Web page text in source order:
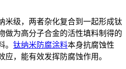
米级，两者杂化复合到一起形成钛
做为高分子合金的活性填料制得的
。 钛纳米防腐涂料本身抗腐蚀性
，能有效发挥防腐蚀作用。